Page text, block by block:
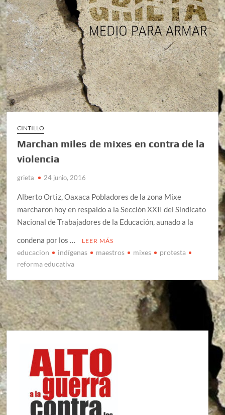
CINTILLO
Marchan miles de mixes en contra de la
violencia
grieta 24 junio, 2016
Alberto Ortiz, Oaxaca Pobladores de la zona Mixe
marcharon hoy en respaldo a la Sección XXII del Sindicato
Nacional de Trabajadores de la Educación, aunado a la
condena por los …
LEER MÁS
educacion indígenas maestros mixes
protesta
reforma educativa